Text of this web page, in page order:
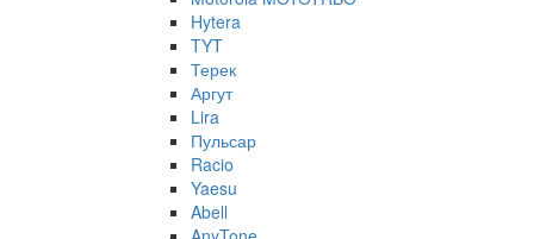
Hytera
TYT
Терек
Аргут
Lira
Пульсар
Racio
Yaesu
Abell